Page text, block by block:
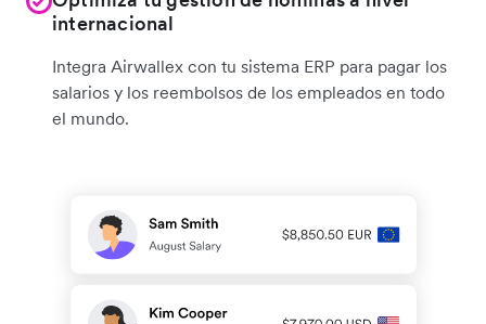
internacional
Integra Airwallex con tu sistema ERP para pagar los
salarios y los reembolsos de los empleados en todo
el mundo.